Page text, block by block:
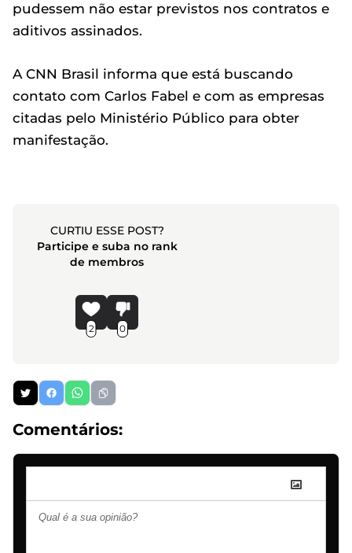
pudessem não estar previstos nos contratos e
aditivos assinados.
A CNN Brasil informa que está buscando
contato com Carlos Fabel e com as empresas
citadas pelo Ministério Público para obter
manifestação.
CURTIU ESSE POST?
Participe e suba no rank
de membros
2 0
Comentários: